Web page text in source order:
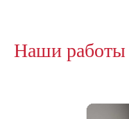
Наши работы